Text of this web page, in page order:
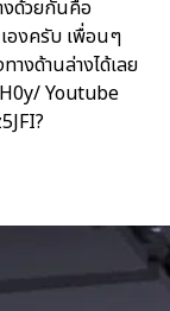
งด้วยกันคือ
องครับ เพื่อนๆ
งด้านล่างได้เลย
Youtube